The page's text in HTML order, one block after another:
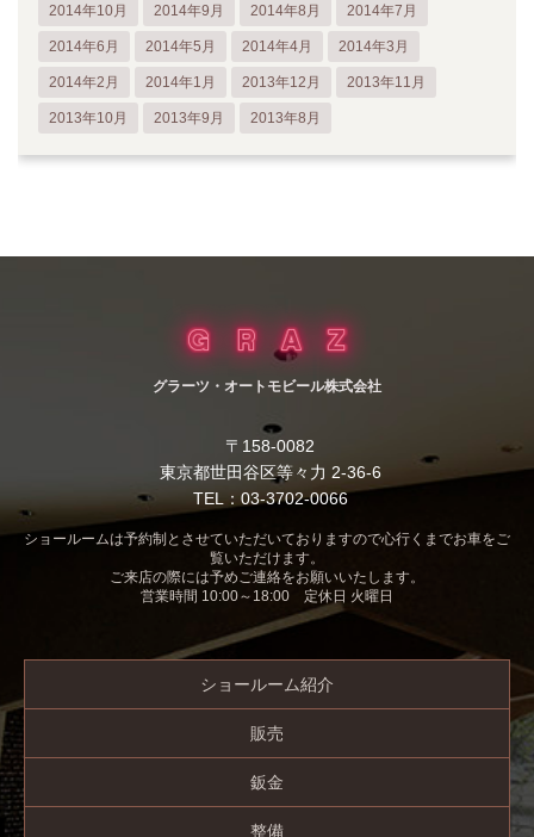
2014年10月 2014年9月 2014年8月 2014年7月
2014年6月 2014年5月 2014年4月 2014年3月
2014年2月 2014年1月 2013年12月 2013年11月
2013年10月 2013年9月 2013年8月
グラーツ・オートモビール株式会社
〒158-0082
東京都世田谷区等々力 2-36-6
TEL：03-3702-0066
ショールームは予約制とさせていただいておりますので心行くまでお車をご
覧いただけます。
ご来店の際には予めご連絡をお願いいたします。
営業時間 10:00～18:00 定休日 火曜日
ショールーム紹介
販売
鈑金
整備